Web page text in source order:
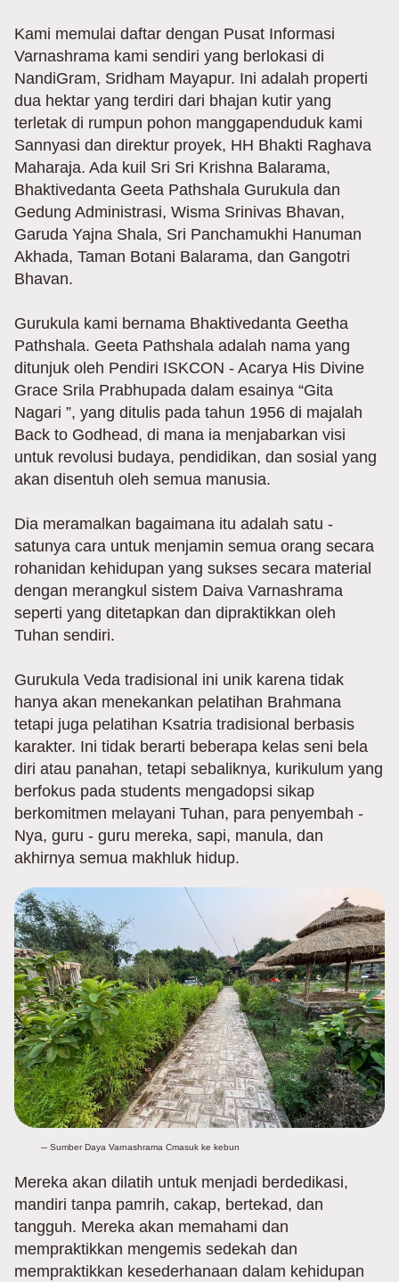
Kami memulai daftar dengan Pusat Informasi
Varnashrama kami sendiri yang berlokasi di
NandiGram, Sridham Mayapur. Ini adalah properti
dua hektar yang terdiri dari bhajan kutir yang
terletak di rumpun pohon manggapenduduk kami
Sannyasi dan direktur proyek, HH Bhakti Raghava
Maharaja. Ada kuil Sri Sri Krishna Balarama,
Bhaktivedanta Geeta Pathshala Gurukula dan
Gedung Administrasi, Wisma Srinivas Bhavan,
Garuda Yajna Shala, Sri Panchamukhi Hanuman
Akhada, Taman Botani Balarama, dan Gangotri
Bhavan.
Gurukula kami bernama Bhaktivedanta Geetha
Pathshala. Geeta Pathshala adalah nama yang
ditunjuk oleh Pendiri ISKCON - Acarya His Divine
Grace Srila Prabhupada dalam esainya “Gita
Nagari ”, yang ditulis pada tahun 1956 di majalah
Back to Godhead, di mana ia menjabarkan visi
untuk revolusi budaya, pendidikan, dan sosial yang
akan disentuh oleh semua manusia.
Dia meramalkan bagaimana itu adalah satu -
satunya cara untuk menjamin semua orang secara
rohanidan kehidupan yang sukses secara material
dengan merangkul sistem Daiva Varnashrama
seperti yang ditetapkan dan dipraktikkan oleh
Tuhan sendiri.
Gurukula Veda tradisional ini unik karena tidak
hanya akan menekankan pelatihan Brahmana
tetapi juga pelatihan Ksatria tradisional berbasis
karakter. Ini tidak berarti beberapa kelas seni bela
diri atau panahan, tetapi sebaliknya, kurikulum yang
berfokus pada students mengadopsi sikap
berkomitmen melayani Tuhan, para penyembah -
Nya, guru - guru mereka, sapi, manula, dan
akhirnya semua makhluk hidup.
─ Sumber Daya Varnashrama Cmasuk ke kebun
Mereka akan dilatih untuk menjadi berdedikasi,
mandiri tanpa pamrih, cakap, bertekad, dan
tangguh. Mereka akan memahami dan
mempraktikkan mengemis sedekah dan
mempraktikkan kesederhanaan dalam kehidupan